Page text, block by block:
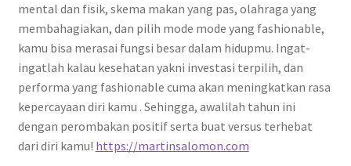
mental dan fisik, skema makan yang pas, olahraga yang
membahagiakan, dan pilih mode mode yang fashionable,
kamu bisa merasai fungsi besar dalam hidupmu. Ingat-
ingatlah kalau kesehatan yakni investasi terpilih, dan
performa yang fashionable cuma akan meningkatkan rasa
kepercayaan diri kamu . Sehingga, awalilah tahun ini
dengan perombakan positif serta buat versus terhebat
dari diri kamu! https://martinsalomon.com